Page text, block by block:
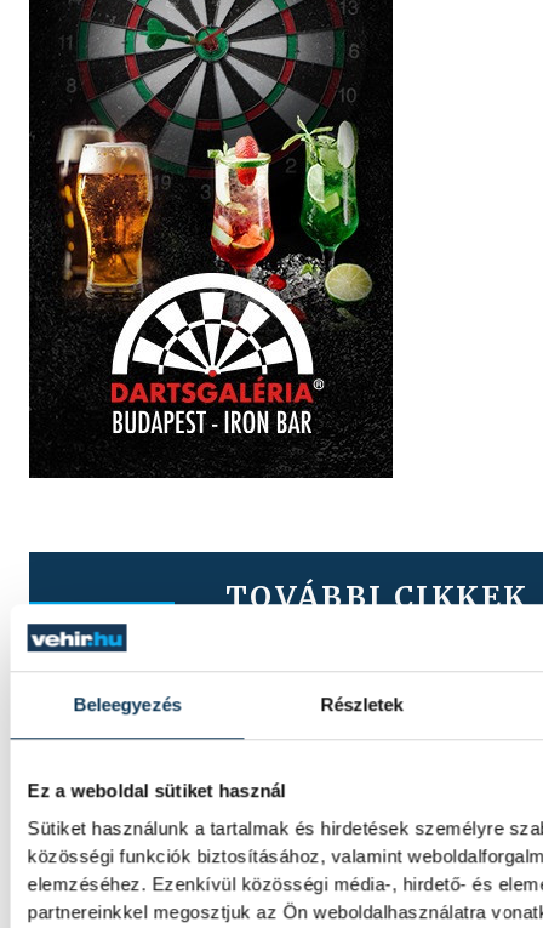
Beleegyezés Részletek
Ez a weboldal sütiket használ
Sütiket használunk a tartalmak és hirdetések személyre
közösségi funkciók biztosításához, valamint
elemzéséhez. Ezenkívül közösségi média-, hirdető- és
partnereinkkel megosztjuk az Ön weboldalhasználatra
TOVÁBBI CIKKEK
KÖZÉLET
Kisebb visszaesés
dél-balatoni vendéglátók
forgalmában, a Velencei-tavi
vendéglátósok
látják a helyzetet
Mintegy 20 százalékkal esett a dél-